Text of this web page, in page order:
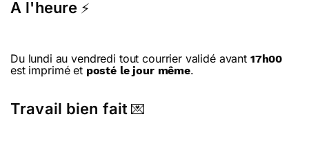
A l'heure ⚡
Du lundi au vendredi tout courrier validé avant 17h00
est imprimé et posté le jour même.
Travail bien fait 💌